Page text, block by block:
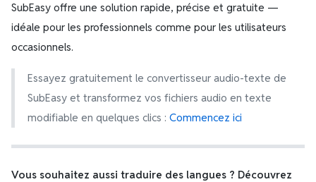
SubEasy offre une solution rapide, précise et gratuite —
idéale pour les professionnels comme pour les utilisateurs
occasionnels.
Essayez gratuitement le convertisseur audio-texte de
SubEasy et transformez vos fichiers audio en texte
modifiable en quelques clics : Commencez ici
Vous souhaitez aussi traduire des langues ? Découvrez